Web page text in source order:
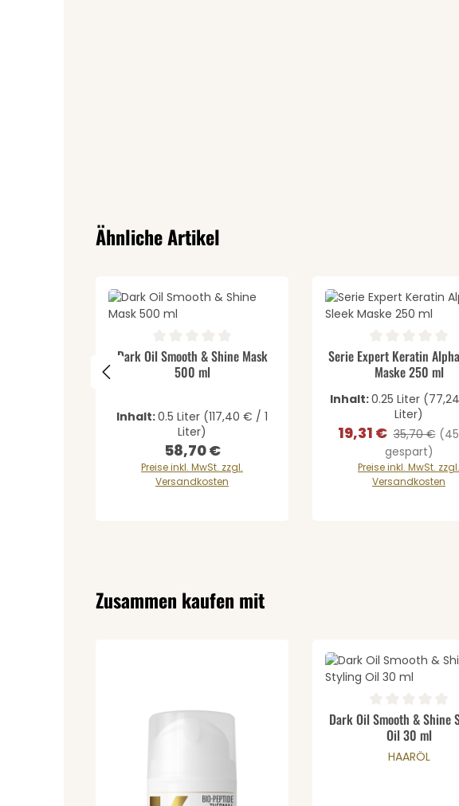
Produktgalerie überspringen
Ähnliche Artikel
Produkt Anzahl: Gib den
Durchschnittliche Bewertung von 0 von 5 Sternen
Dark Oil Smooth & Shine Mask
500 ml
Inhalt:0.5 Liter (117,40 € / 1
Liter)
Regulärer Preis:
58,70 €
Preise inkl. MwSt. zzgl.
Versandkosten
Produkt
Durchschnittliche
Serie Expert Keratin
Maske 250 ml
Inhalt:0.25 Liter
Liter)
Verkaufspreis:
19,31 € Regulärer
35,70 €
gespart)
Preise inkl. MwSt. zzgl.
Versandkosten
Produktgalerie überspringen
Zusammen kaufen mit
Produkt
Durchschnittliche
Dark Oil Smooth & Shine
Oil 30 ml
HAARÖL